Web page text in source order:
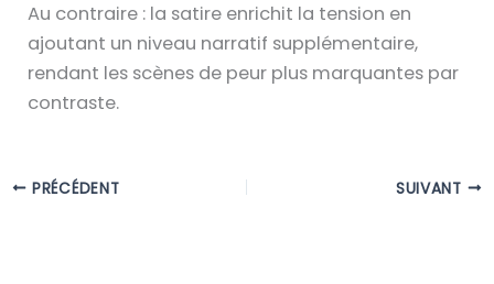
Au contraire : la satire enrichit la tension en
ajoutant un niveau narratif supplémentaire,
rendant les scènes de peur plus marquantes par
contraste.
PRÉCÉDENT SUIVANT